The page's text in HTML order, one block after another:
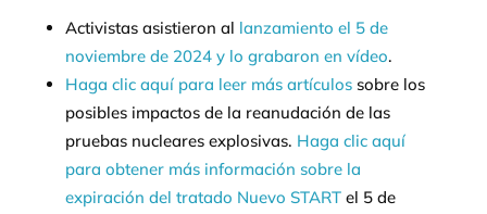
Activistas asistieron al lanzamiento el 5 de
noviembre de 2024 y lo grabaron en vídeo.
Haga clic aquí para leer más artículossobre los
posibles impactos de la reanudación de las
pruebas nucleares explosivas. Haga clic aquí
para obtener más información sobre la
expiración del tratado Nuevo STARTel 5 de